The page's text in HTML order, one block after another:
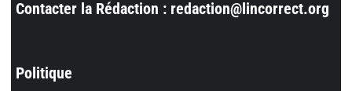
Contacter la Rédaction : redaction@lincorrect.org
Politique